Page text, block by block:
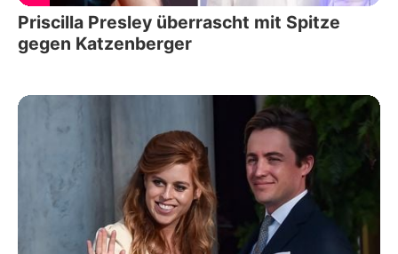
Priscilla Presley überrascht mit Spitze
gegen Katzenberger